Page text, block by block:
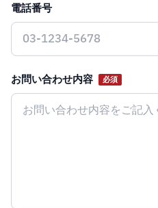
電話番号
お問い合わせ内容 必須